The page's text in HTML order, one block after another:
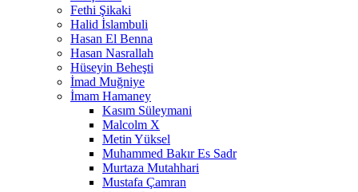
Fethi Şikaki
Halid İslambuli
Hasan El Benna
Hasan Nasrallah
Hüseyin Beheşti
İmad Muğniye
İmam Hamaney
Kasım Süleymani
Malcolm X
Metin Yüksel
Muhammed Bakır Es Sadr
Murtaza Mutahhari
Mustafa Çamran